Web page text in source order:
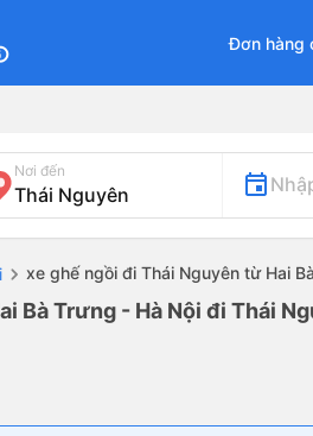
Đơn hàng
Nơi đến
xe ghế ngồi đi Thái Nguyên từ Hai
Bà Trưng - Hà Nội đi Thái